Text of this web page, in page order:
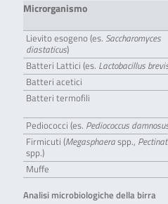
Microrganismo
Lievito esogeno (es. Saccharomyces
diastaticus)
Batteri Lattici (es. Lactobacillus
Batteri acetici
Batteri termofili
Pediococci (es. Pediococcus
Firmicuti (Megasphaeraspp.,
spp.)
Muffe
Analisi microbiologiche della birra